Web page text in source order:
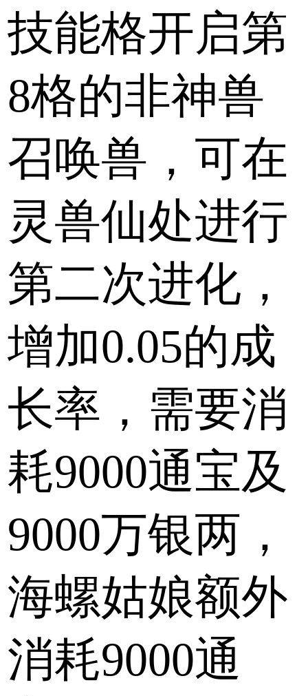
技能格开启第
8格的非神兽
召唤兽，可在
灵兽仙处进行
第二次进化，
增加0.05的成
长率，需要消
耗9000通宝及
9000万银两，
海螺姑娘额外
消耗9000通